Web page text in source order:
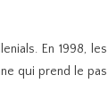
En 1998, les
qui prend le pas